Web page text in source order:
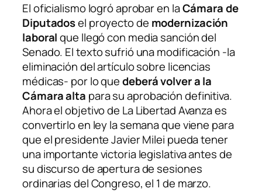
El oficialismo logró aprobar en laCámara de
Diputadosel proyecto de modernización
laboralque llegó con media sanción del
Senado. El texto sufrió una modificación -la
eliminación del artículo sobre licencias
médicas- por lo quedeberá volver a la
Cámara alta para su aprobación definitiva.
Ahora el objetivo de La Libertad Avanza es
convertirlo en ley la semana que viene para
que el presidente Javier Milei pueda tener
una importante victoria legislativa antes de
su discurso de apertura de sesiones
ordinarias del Congreso, el 1 de marzo.